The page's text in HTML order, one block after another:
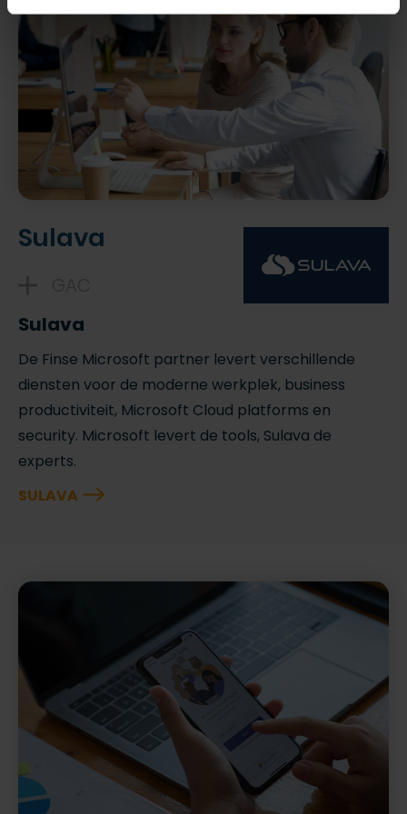
Sulava
Sulava
De Finse Microsoft partner levert verschillende
diensten voor de moderne werkplek, business
productiviteit, Microsoft Cloud platforms en
security. Microsoft levert de tools, Sulava de
experts.
SULAVA